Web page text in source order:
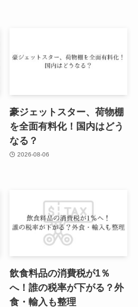
豪ジェットスター、荷物棚
を全面有料化！国内はどう
なる？
2026-08-06
飲食料品の消費税が1％
へ！誰の税率が下がる？外
食・輸入も整理